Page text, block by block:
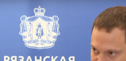
Перейти к основному содержанию